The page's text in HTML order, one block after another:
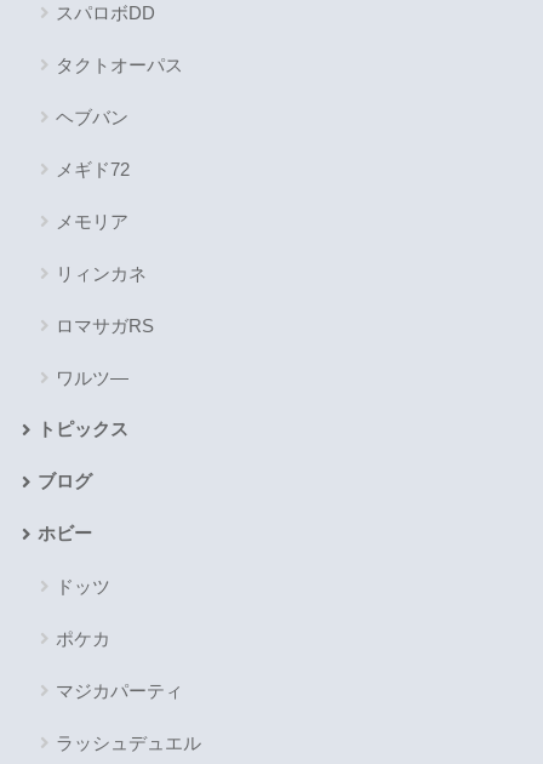
スパロボDD
タクトオーパス
ヘブバン
メギド72
メモリア
リィンカネ
ロマサガRS
ワルツ―
トピックス
ブログ
ホビー
ドッツ
ポケカ
マジカパーティ
ラッシュデュエル